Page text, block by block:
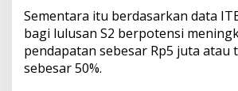
e
r
j
a
Sementara itu berdasarkan data
bagi lulusan S2 berpotensi
pendapatan sebesar Rp5 juta atau
sebesar 50%.